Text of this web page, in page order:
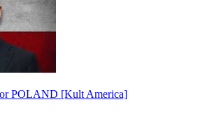
POLAND [Kult America]